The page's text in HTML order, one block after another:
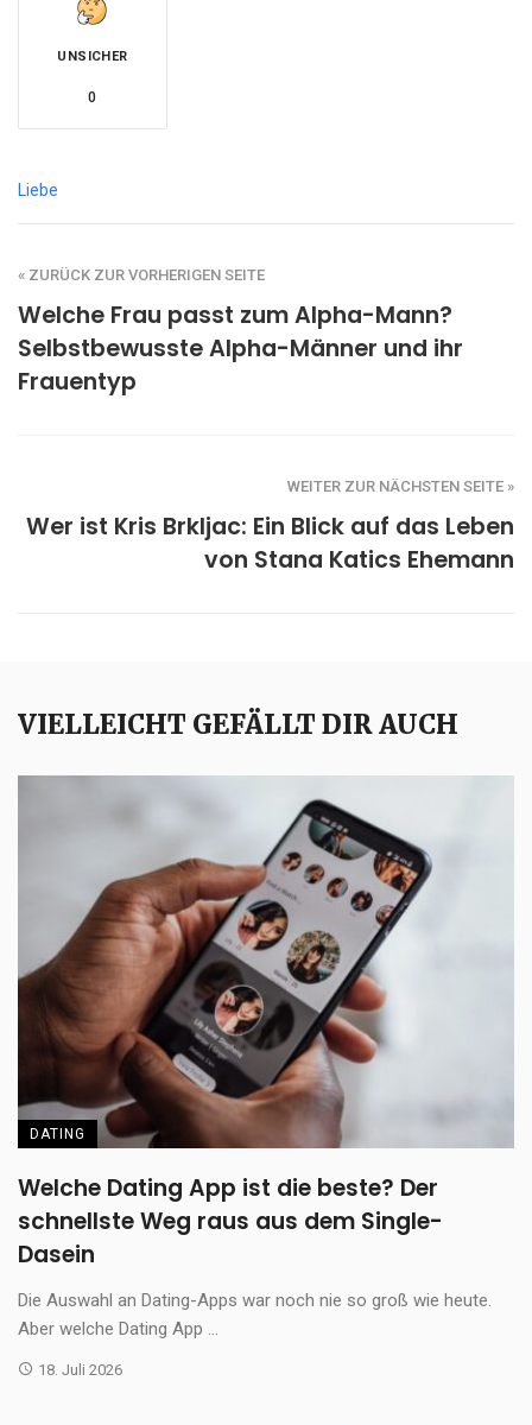
UNSICHER
0
Liebe
« ZURÜCK ZUR VORHERIGEN SEITE
Welche Frau passt zum Alpha-Mann?
Selbstbewusste Alpha-Männer und ihr
Frauentyp
WEITER ZUR NÄCHSTEN SEITE »
Wer ist Kris Brkljac: Ein Blick auf das Leben
von Stana Katics Ehemann
VIELLEICHT GEFÄLLT DIR AUCH
DATING
Welche Dating App ist die beste? Der
schnellste Weg raus aus dem Single-
Dasein
Die Auswahl an Dating-Apps war noch nie so groß wie heute.
Aber welche Dating App ...
18. Juli 2026